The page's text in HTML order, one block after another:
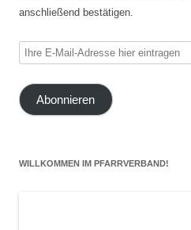
anschließend bestätigen.
Ihre
Mail-
Adresse
Abonnieren
WILLKOMMEN IM PFARRVERBAND!